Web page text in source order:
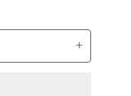
+